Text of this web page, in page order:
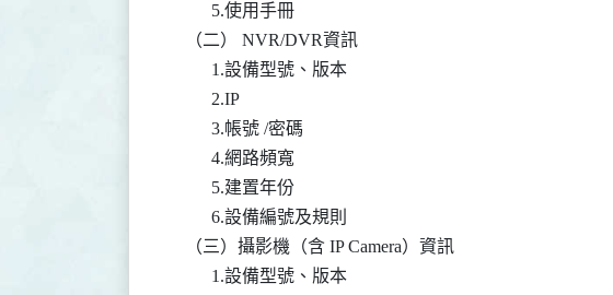
          5.使用手冊
    （二） NVR/DVR資訊
          1.設備型號、版本
          2.IP
          3.帳號 /密碼
          4.網路頻寬
          5.建置年份
          6.設備編號及規則
    （三）攝影機（含 IP Camera）資訊
          1.設備型號、版本